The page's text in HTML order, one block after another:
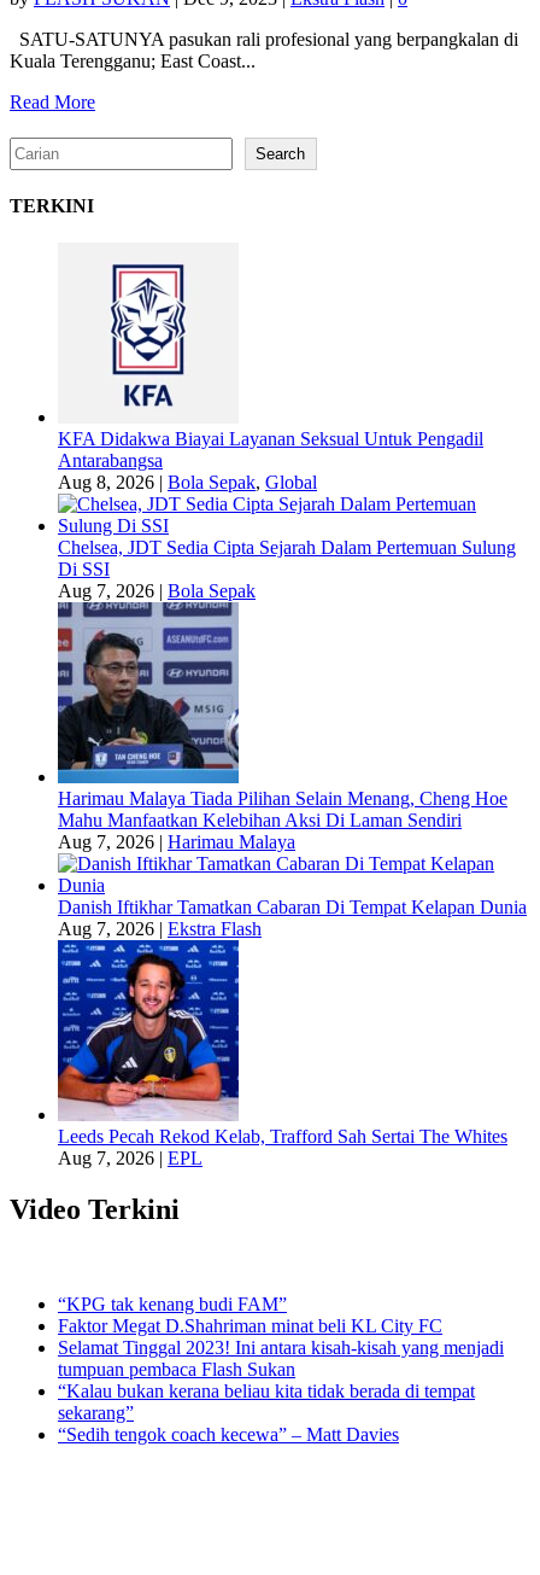
SATU-SATUNYA pasukan rali profesional yang berpangkalan di
Kuala Terengganu; East Coast...
Read More
Search Search
TERKINI
KFA Didakwa Biayai Layanan Seksual Untuk Pengadil
Antarabangsa
Aug 8, 2026
Bola Sepak, Global
Chelsea, JDT Sedia Cipta Sejarah Dalam Pertemuan Sulung
Di SSI
Aug 7, 2026
Bola Sepak
Harimau Malaya Tiada Pilihan Selain Menang, Cheng Hoe
Mahu Manfaatkan Kelebihan Aksi Di Laman Sendiri
Aug 7, 2026
Harimau Malaya
Danish Iftikhar Tamatkan Cabaran Di Tempat Kelapan Dunia
Aug 7, 2026
Ekstra Flash
Leeds Pecah Rekod Kelab, Trafford Sah Sertai The Whites
Aug 7, 2026
EPL
Video Terkini
“KPG tak kenang budi FAM”
Faktor Megat D.Shahriman minat beli KL City FC
Selamat Tinggal 2023! Ini antara kisah-kisah yang menjadi
tumpuan pembaca Flash Sukan
“Kalau bukan kerana beliau kita tidak berada di tempat
sekarang”
“Sedih tengok coach kecewa” – Matt Davies